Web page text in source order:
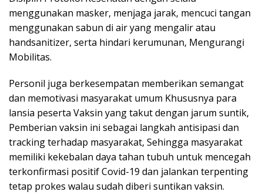
menggunakan masker, menjaga jarak, mencuci tangan
menggunakan sabun di air yang mengalir atau
handsanitizer, serta hindari kerumunan, Mengurangi
Mobilitas.
Personil juga berkesempatan memberikan semangat
dan memotivasi masyarakat umum Khususnya para
lansia peserta Vaksin yang takut dengan jarum suntik,
Pemberian vaksin ini sebagai langkah antisipasi dan
tracking terhadap masyarakat, Sehingga masyarakat
memiliki kekebalan daya tahan tubuh untuk mencegah
terkonfirmasi positif Covid-19 dan jalankan terpenting
tetap prokes walau sudah diberi suntikan vaksin.